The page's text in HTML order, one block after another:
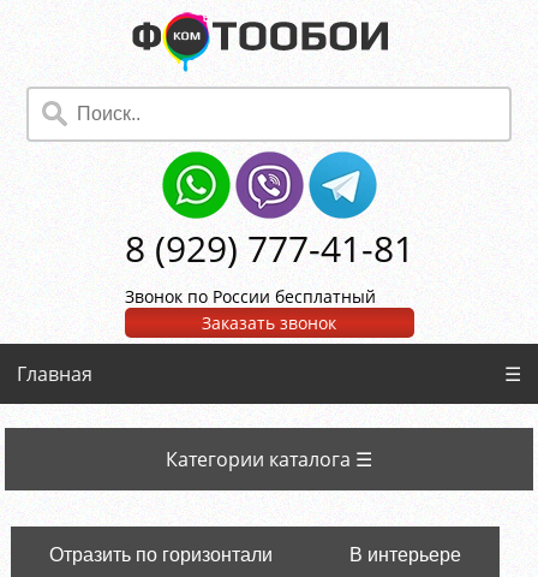
8 (929) 777-41-81
Звонок по России бесплатный
Заказать звонок
Главная ☰
Категории каталога ☰
Отразить по горизонтали В интерьере